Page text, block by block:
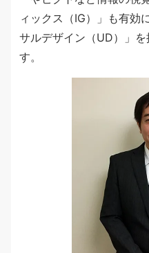
ィックス（IG）」も有効
サルデザイン（UD）」
す。